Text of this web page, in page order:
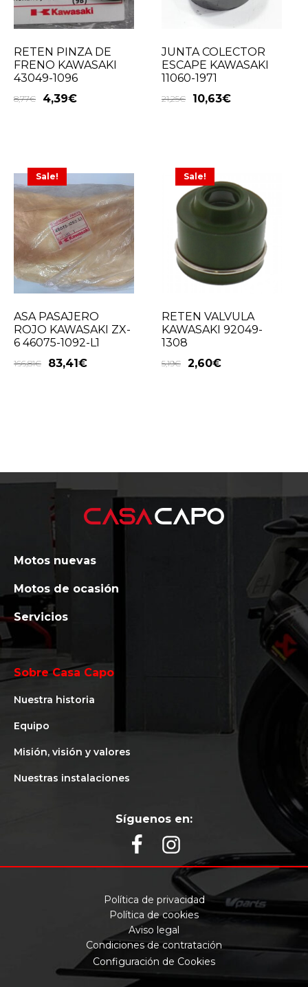
RETEN PINZA DE
FRENO KAWASAKI
43049-1096
8,77€ 4,39€
JUNTA COLECTOR
ESCAPE KAWASAKI
11060-1971
21,25€ 10,63€
Sale!
ASA PASAJERO
ROJO KAWASAKI ZX-
6 46075-1092-L1
166,81€ 83,41€
Sale!
RETEN VALVULA
KAWASAKI 92049-
1308
5,19€ 2,60€
Motos nuevas
Motos de ocasión
Servicios
Sobre Casa Capo
Nuestra historia
Equipo
Misión, visión y valores
Nuestras instalaciones
Síguenos en:
Política de privacidad
Política de cookies
Aviso legal
Condiciones de contratación
Configuración de Cookies